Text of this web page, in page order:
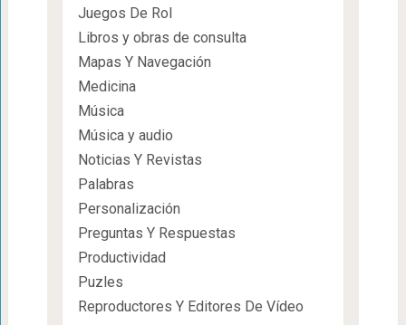
Juegos De Rol
Libros y obras de consulta
Mapas Y Navegación
Medicina
Música
Música y audio
Noticias Y Revistas
Palabras
Personalización
Preguntas Y Respuestas
Productividad
Puzles
Reproductores Y Editores De Vídeo